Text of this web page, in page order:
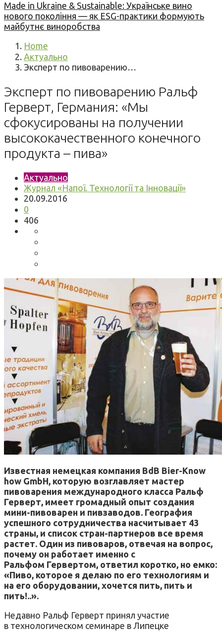
Made in Ukraine & Sustainable: Українське вино
нового покоління — як ESG-практики формують
майбутнє виноробства
Home
Актуально
Эксперт по пивоварению…
Эксперт по пивоварению Ральф
Герверт, Германия: «Мы
сфокусированы на получении
высококачественного конечного
продукта – пива»
Актуально
Журнал «Напої. Технології та Інновації»
20.09.2016
0
406
Известная немецкая компания BdB Bier-Know
how GmbH, которую возглавляет мастер
пивоварения международного класса Ральф
Герверт, имеет громадный опыт создания
мини-пивоварен и пивзаводов. География
успешного сотрудничества насчитывает 43
страны, и список стран-партнеров все время
растет. Один из пивоваров, отвечая на вопрос,
почему он работает именно с
Ральфом Гервертом, ответил коротко, но емко:
«Пиво, которое я делаю по его технологиям и
на его оборудовании, хочется пить, пить и
пить!..».
Недавно Ральф Герверт принял участие
в технологическом семинаре в Липецке